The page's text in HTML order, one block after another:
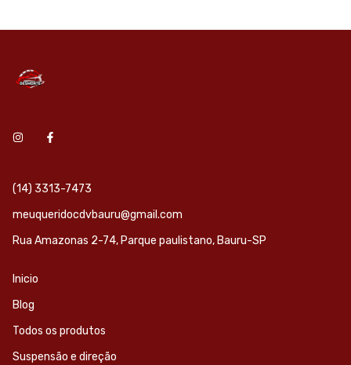
(14) 3313-7473
meuqueridocdvbauru@gmail.com
Rua Amazonas 2-74, Parque paulistano, Bauru-SP
Inicio
Blog
Todos os produtos
Suspensão e direção